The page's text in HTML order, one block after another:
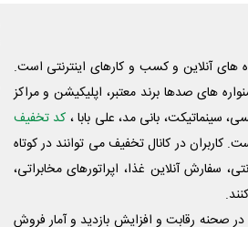
آنلاین و کسب و‌ کارهای اینترنتی است.
های صدها برند معتبر، اپلیکیشن و مراکز
سینماتیکت، بانی مد، علی‌ بابا ، کد تخفیف
کاربران در کانال تخفیف می توانند در کوتاه
سفارش آنلاین غذا، اپراتورهای مخابراتی،
در صحنه رقابت و افزایش بازدید و آمار فروش